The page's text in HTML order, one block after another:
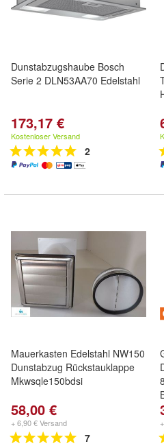
Dunstabzugshaube Bosch
Serie 2 DLN53AA70 Edelstahl
173,17 €
Kostenloser Versand
2
Mauerkasten Edelstahl NW150
Dunstabzug Rückstauklappe
Mkwsqle150bdsi
58,00 €
+ 6,90 € Versand
7